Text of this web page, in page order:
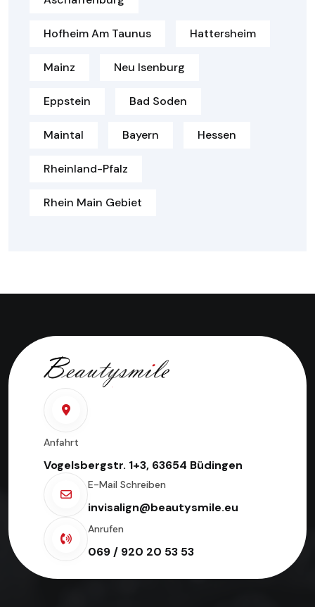
Hofheim Am Taunus Hattersheim
Mainz Neu Isenburg
Eppstein Bad Soden
Maintal Bayern Hessen
Rheinland-Pfalz
Rhein Main Gebiet
Anfahrt
Vogelsbergstr. 1+3, 63654 Büdingen
E-Mail Schreiben
invisalign@beautysmile.eu
Anrufen
069 / 920 20 53 53